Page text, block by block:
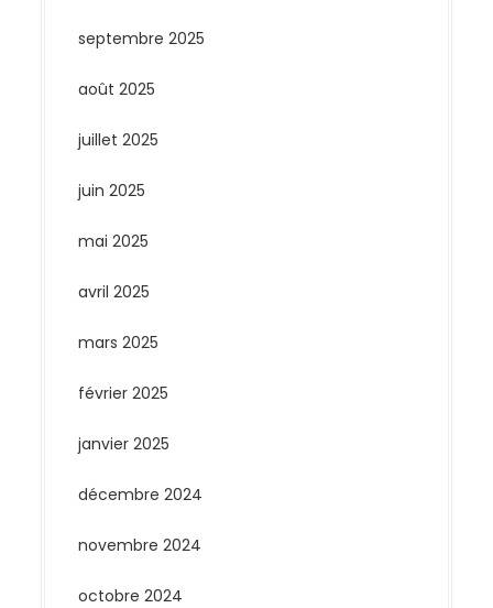
septembre 2025
août 2025
juillet 2025
juin 2025
mai 2025
avril 2025
mars 2025
février 2025
janvier 2025
décembre 2024
novembre 2024
octobre 2024